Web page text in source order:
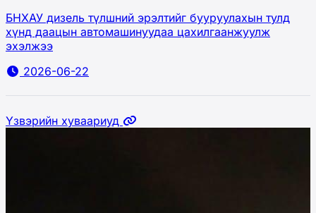
БНХАУ дизель түлшний эрэлтийг бууруулахын тулд
хүнд даацын автомашинуудаа цахилгаанжуулж
эхэлжээ
2026-06-22
Үзвэрийн хуваариуд